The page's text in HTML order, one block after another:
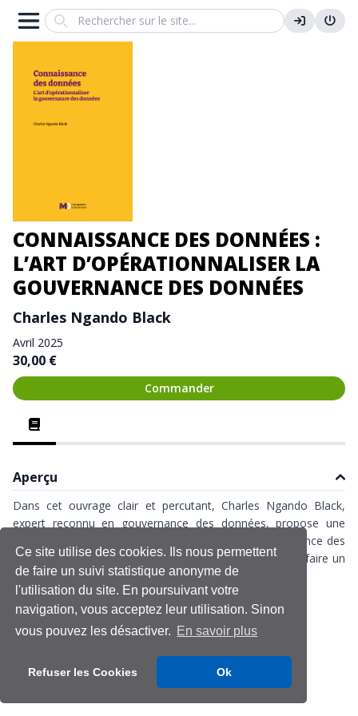
Ce site utilise des cookies. Ils nous permettent
de faire un suivi statistique anonyme de
l'utilisation du site. En poursuivant votre
navigation, vous acceptez leur utilisation. Sinon
vous pouvez les désactiver. En savoir plus
Refuser les Cookies Ok
Search
CONNAISSANCE DES DONNÉES :
L’ART D’OPÉRATIONNALISER LA
GOUVERNANCE DES DONNÉES
Charles Ngando Black
Avril 2025
30,00 €
Commander
Aperçu
Dans cet ouvrage clair et percutant, Charles Ngando Black,
expert reconnu en gouvernance des données, propose une
approche radicalement différente : intégrer la gouvernance des
données au cœur de l’architecture d’entreprise pour en faire un
levier de transformation et de performance.
Formats :
Livre broché 404p. n&b
Livre numérique Kindle
Gouvernance